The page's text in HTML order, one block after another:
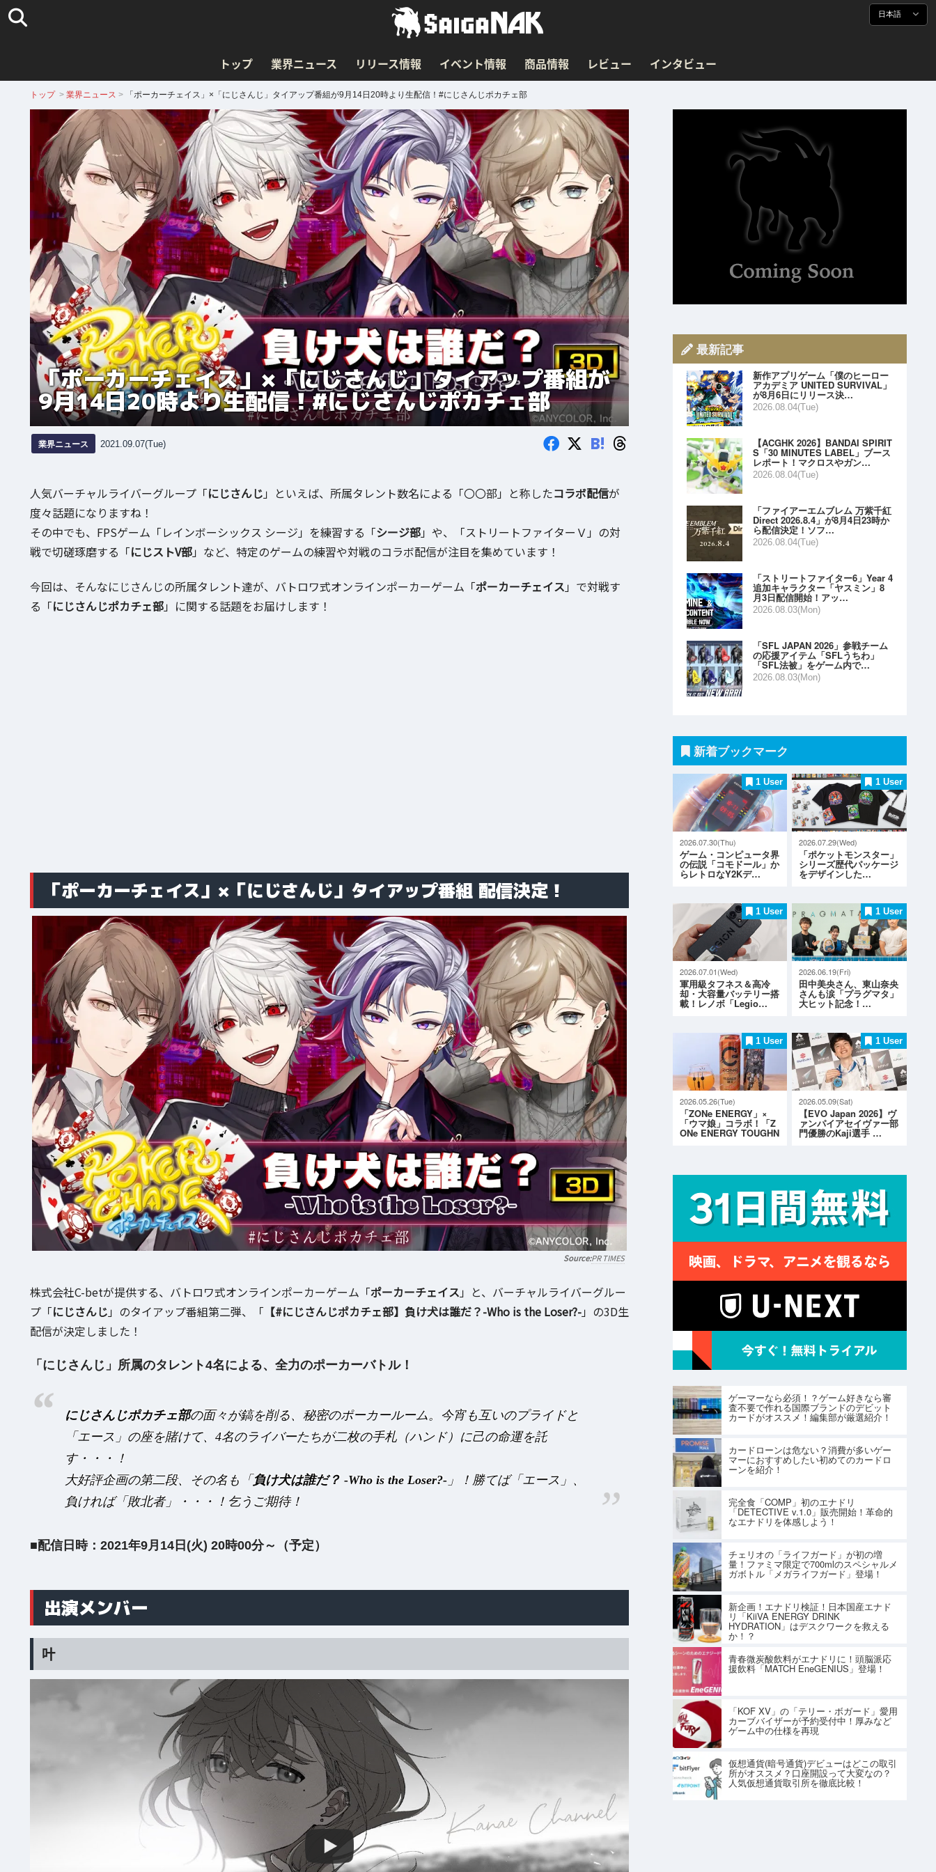
日本語
トップ 業界ニュース リリース情報 イベント情報 商品情報 レビュー インタビュー
トップ > 業界ニュース > 「ポーカーチェイス」×「にじさんじ」タイアップ番組が9月14日20時より生配信！#にじさんじポカチェ部
「ポーカーチェイス」×「にじさんじ」タイアップ番組が
9月14日20時より生配信！#にじさんじポカチェ部
業界ニュース 2021.09.07(Tue) B!
人気バーチャルライバーグループ「にじさんじ 」といえば、所属タレント数名による「〇〇部」と称したコラボ配信が
度々話題になりますね！
その中でも、FPSゲーム「レインボーシックス シージ」を練習する「シージ部」や、「ストリートファイターＶ」の対
戦で切磋琢磨する「にじストV部」など、特定のゲームの練習や対戦のコラボ配信が注目を集めています！
今回は、そんなにじさんじの所属タレント達が、バトロワ式オンラインポーカーゲーム「ポーカーチェイス 」で対戦す
る「にじさんじポカチェ部」に関する話題をお届けします！
「ポーカーチェイス」×「にじさんじ」タイアップ番組 配信決定！
PR TIMES
株式会社C-betが提供する、バトロワ式オンラインポーカーゲーム「ポーカーチェイス 」と、バーチャルライバーグルー
プ「にじさんじ 」のタイアップ番組第二弾、「 【#にじさんじポカチェ部】負け犬は誰だ？-Who is the Loser?-」の3D生
配信が決定しました！
「にじさんじ」所属のタレント4名による、全力のポーカーバトル！
にじさんじポカチェ部の面々が鎬を削る、秘密のポーカールーム。今宵も互いのプライドと
「エース」の座を賭けて、4名のライバーたちが二枚の手札（ハンド）に己の命運を託
す・・・！
大好評企画の第二段、その名も「 負け犬は誰だ？ -Who is the Loser?-」！勝てば「エース」、
負ければ「敗北者」・・・！乞うご期待！
■配信日時：2021年9月14日(火) 20時00分～（予定）
出演メンバー
叶
最新記事
新作アプリゲーム「僕のヒーロー
アカデミア UNITED SURVIVAL」
が8月6日にリリース決…
2026.08.04(Tue)
【ACGHK 2026】BANDAI SPIRIT
S「30 MINUTES LABEL」ブース
レポート！マクロスやガン…
2026.08.04(Tue)
「ファイアーエムブレム 万紫千紅
Direct 2026.8.4」が8月4日23時か
ら配信決定！ソフ…
2026.08.04(Tue)
「ストリートファイター6」Year 4
追加キャラクター「ヤスミン」8
月3日配信開始！アッ…
2026.08.03(Mon)
「SFL JAPAN 2026」参戦チーム
の応援アイテム「SFLうちわ」
「SFL法被」をゲーム内で…
2026.08.03(Mon)
新着ブックマーク
1 User
2026.07.30(Thu)
ゲーム・コンピュータ界
の伝説「コモドール」か
らレトロなY2Kデ…
1 User
2026.07.29(Wed)
「ポケットモンスター」
シリーズ歴代パッケージ
をデザインした…
1 User
2026.07.01(Wed)
軍用級タフネス＆高冷
却・大容量バッテリー搭
載！レノボ「Legio…
1 User
2026.06.19(Fri)
田中美央さん、東山奈央
さんも涙「プラグマタ」
大ヒット記念！…
1 User
2026.05.26(Tue)
「ZONe ENERGY」×
「ウマ娘」コラボ！「Z
ONe ENERGY TOUGHN
1 User
2026.05.09(Sat)
【EVO Japan 2026】ヴ
ァンパイアセイヴァー部
門優勝のKaji選手 …
ゲーマーなら必須！？ゲーム好きなら審
査不要で作れる国際ブランドのデビット
カードがオススメ！編集部が厳選紹介！
カードローンは危ない？消費が多いゲー
マーにおすすめしたい初めてのカードロ
ーンを紹介！
完全食「COMP」初のエナドリ
「DETECTIVE v.1.0」販売開始！革命的
なエナドリを体感しよう！
チェリオの「ライフガード」が初の増
量！ファミマ限定で700mlのスペシャルメ
ガボトル「メガライフガード」登場！
新企画！エナドリ検証！日本国産エナド
リ「KiiVA ENERGY DRINK
HYDRATION」はデスクワークを救える
か！？
青春微炭酸飲料がエナドリに！頭脳派応
援飲料「MATCH EneGENIUS」登場！
「KOF XV」の「テリー・ボガード」愛用
カーブバイザーが予約受付中！厚みなど
ゲーム中の仕様を再現
仮想通貨(暗号通貨)デビューはどこの取引
所がオススメ？口座開設って大変なの？
人気仮想通貨取引所を徹底比較！